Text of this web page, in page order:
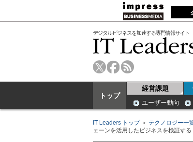
デジタルビジネスを加速する専門情報サイト
トップ
経営課題
ユーザー動向
IT Leaders トップ＞ テクノロジー一
ェーンを活用したビジネスを検証す